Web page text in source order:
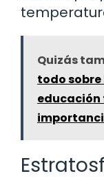
Quizás
todo
educación